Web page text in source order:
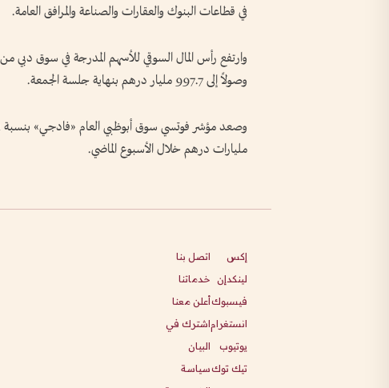
في قطاعات البنوك والعقارات والصناعة والمرافق العامة.
وصولاً إلى 997.7 مليار درهم بنهاية جلسة الجمعة.
مليارات درهم خلال الأسبوع الماضي.
إكس
لينكدإن
فيسبوك
انستغرام
يوتيوب
تيك توك
اتصل بنا
خدماتنا
أعلن معنا
اشترك في
البيان
سياسة